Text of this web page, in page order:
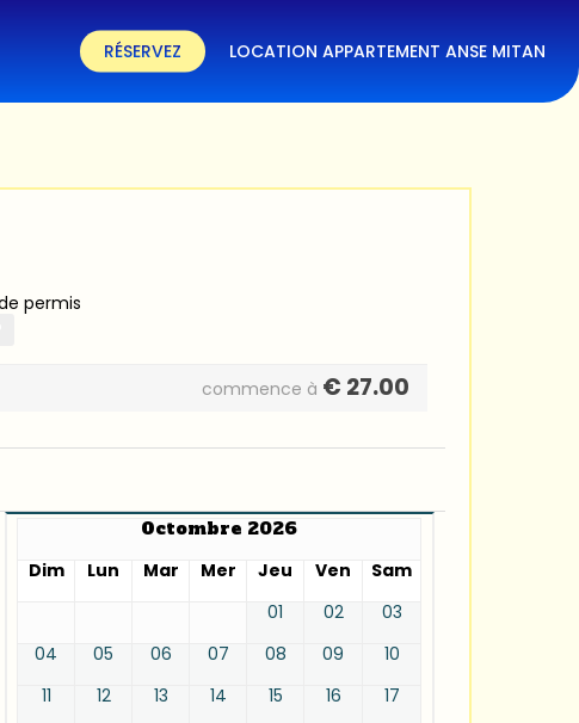
RÉSERVEZ LOCATION APPARTEMENT ANSE MITAN
permis
commence à € 27.00
Octombre 2026
Dim
Lun Mar Mer Jeu Ven
Sam
01
02
03
04
05 06 07 08 09
10
11
12 13 14 15 16
17